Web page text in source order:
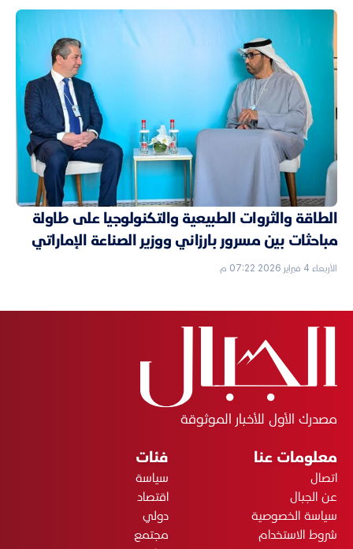
الطاقة والثروات الطبيعية والتكنولوجيا على طاولة
مباحثات بين مسرور بارزاني ووزير الصناعة الإماراتي
الأربعاء 4 فبراير 2026 07:22 م
مصدرك الأول للأخبار الموثوقة
معلومات عنا
اتصال
عن الجبال
سياسة الخصوصية
شروط الاستخدام
فئات
سياسة
اقتصاد
دولي
مجتمع